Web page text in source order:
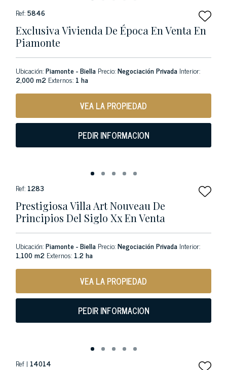
Ref:5846
Exclusiva Vivienda De Época En Venta En
Piamonte
Ubicación:Piamonte - Biella Precio:Negociación Privada Interior:
2,000 m2 Externos: 1 ha
VEA LA PROPIEDAD
PEDIR INFORMACION
Ref: 1283
Prestigiosa Villa Art Nouveau De
Principios Del Siglo Xx En Venta
Ubicación:Piamonte - Biella Precio:Negociación Privada Interior:
1,100 m2 Externos: 1.2 ha
VEA LA PROPIEDAD
PEDIR INFORMACION
Ref | 14014